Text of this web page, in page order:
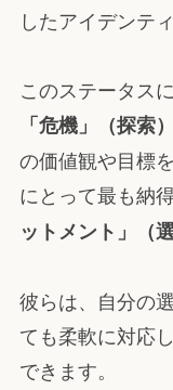
したアイデンテ
このステータス
「危機」（探索）
の価値観や目標
にとって最も納
ットメント」（
彼らは、自分の
ても柔軟に対応
できます。